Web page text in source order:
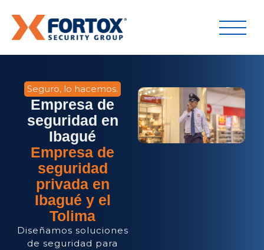
Seguro, lo hacemos.
Empresa de
seguridad en
Ibagué
Empresa de
seguridad
privada en
Ibagué y el
Tolima
Diseñamos soluciones
de seguridad para